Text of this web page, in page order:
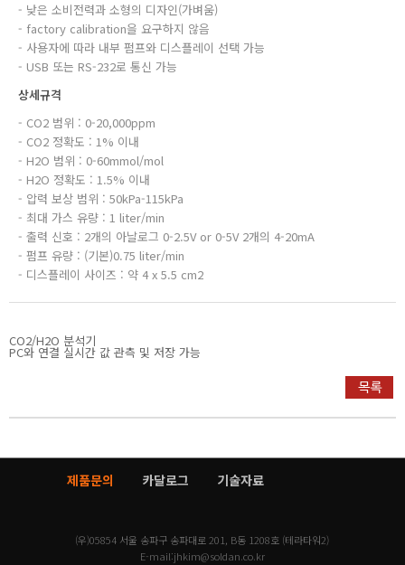
- 낮은 소비전력과 소형의 디자인(가벼움)
- factory calibration을 요구하지 않음
- 사용자에 따라 내부 펌프와 디스플레이 선택 가능
- USB 또는 RS-232로 통신 가능
상세규격
- CO2 범위 : 0-20,000ppm
- CO2 정확도 : 1% 이내
- H2O 범위 : 0-60mmol/mol
- H2O 정확도 : 1.5% 이내
- 압력 보상 범위 : 50kPa-115kPa
- 최대 가스 유량 : 1 liter/min
- 출력 신호 : 2개의 아날로그 0-2.5V or 0-5V 2개의 4-20mA
- 펌프 유량 : (기본)0.75 liter/min
- 디스플레이 사이즈 : 약 4 x 5.5 cm2
CO2/H2O 분석기
PC와 연결 실시간 값 관측 및 저장 가능
제품문의 카달로그 기술자료
(우)05854 서울 송파구 송파대로 201, B동 1208호 (테라타워2)
E-mail:jhkim@soldan.co.kr